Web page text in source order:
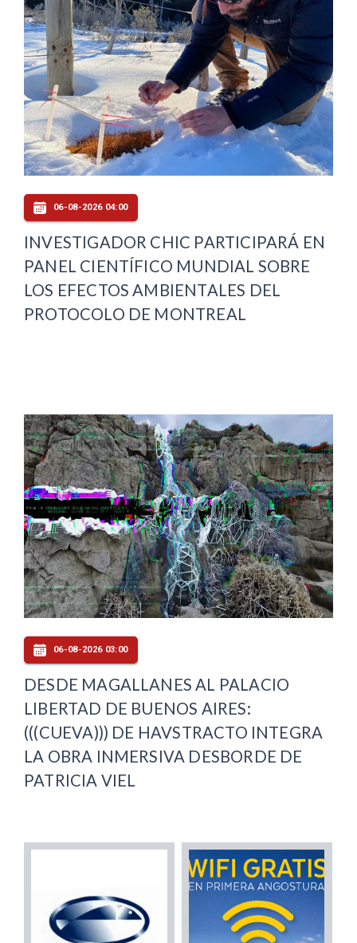
06-08-2026 04:00
INVESTIGADOR CHIC PARTICIPARÁ EN
PANEL CIENTÍFICO MUNDIAL SOBRE
LOS EFECTOS AMBIENTALES DEL
PROTOCOLO DE MONTREAL
06-08-2026 03:00
DESDE MAGALLANES AL PALACIO
LIBERTAD DE BUENOS AIRES:
(((CUEVA))) DE HAVSTRACTO INTEGRA
LA OBRA INMERSIVA DESBORDE DE
PATRICIA VIEL